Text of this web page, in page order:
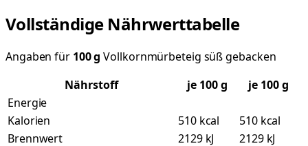
Vollständige Nährwerttabelle
Angaben für 100g Vollkornmürbeteig süß gebacken
Nährstoff
je 100g
je 100 g
Energie
Kalorien
510 kcal
510 kcal
Brennwert
2129 kJ 2129 kJ